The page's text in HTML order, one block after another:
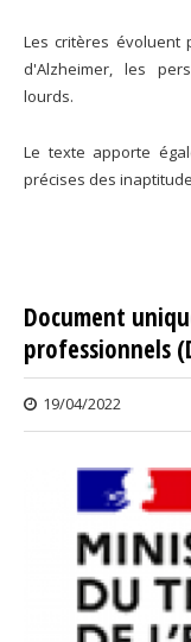
Les critères évoluent
d'Alzheimer, les
lourds.
Le texte apporte
précises des
Document
professionnels
19/04/2022